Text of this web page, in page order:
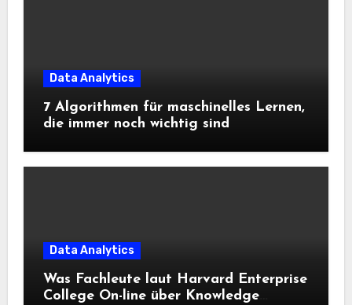
Data Analytics
7 Algorithmen für maschinelles Lernen,
die immer noch wichtig sind
Data Analytics
Was Fachleute laut Harvard Enterprise
College On-line über Knowledge